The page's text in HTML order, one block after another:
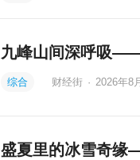
九峰山间深呼吸
综合 财经街 · 2026年8
盛夏里的冰雪奇缘